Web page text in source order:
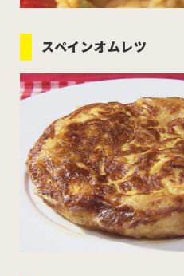
スペインオムレツ